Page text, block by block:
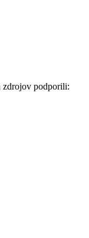
zdrojov podporili: